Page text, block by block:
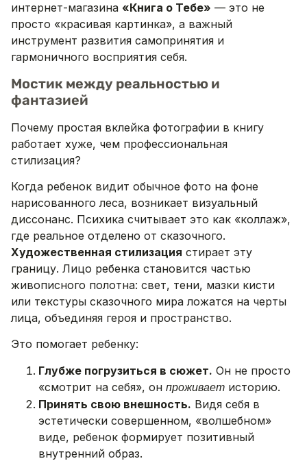
интернет-магазина «Книга о Тебе» — это не
просто «красивая картинка», а важный
инструмент развития самопринятия и
гармоничного восприятия себя.
Мостик между реальностью и
фантазией
Почему простая вклейка фотографии в книгу
работает хуже, чем профессиональная
стилизация?
Когда ребенок видит обычное фото на фоне
нарисованного леса, возникает визуальный
диссонанс. Психика считывает это как «коллаж»,
где реальное отделено от сказочного.
Художественная стилизация стирает эту
границу. Лицо ребенка становится частью
живописного полотна: свет, тени, мазки кисти
или текстуры сказочного мира ложатся на черты
лица, объединяя героя и пространство.
Это помогает ребенку:
Глубже погрузиться в сюжет. Он не просто
«смотрит на себя», он проживает историю.
Принять свою внешность. Видя себя в
эстетически совершенном, «волшебном»
виде, ребенок формирует позитивный
внутренний образ.